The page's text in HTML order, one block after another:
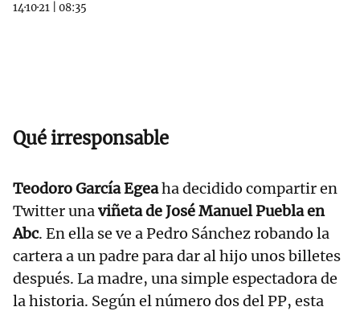
14·10·21
08:35
Qué irresponsable
Teodoro García Egeaha decidido compartir en
Twitter unaviñeta de José Manuel Puebla en
Abc. En ella se ve a Pedro Sánchez robando la
cartera a un padre para dar al hijo unos billetes
después. La madre, una simple espectadora de
la historia. Según el número dos del PP, esta